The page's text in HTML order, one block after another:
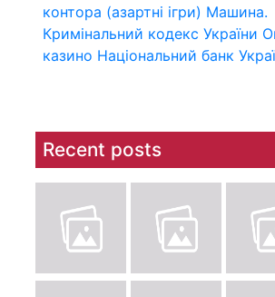
контора (азартні ігри) Машина.
Кримінальний кодекс України
казино Національний банк
Recent posts